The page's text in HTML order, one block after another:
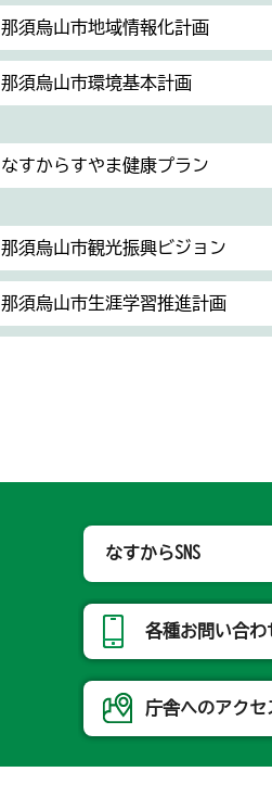
那須烏山市地域情報化計画
那須烏山市環境基本計画
なすからすやま健康プラン
那須烏山市観光振興ビジョン
那須烏山市生涯学習推進計画
なすからSNS
各種お問い合わ
庁舎へのアクセ